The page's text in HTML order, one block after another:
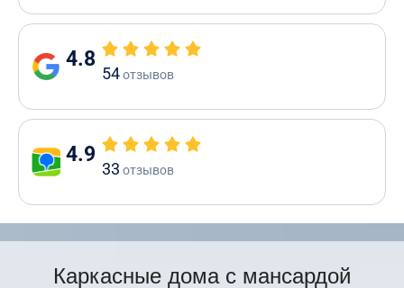
4.8
54отзывов
4.9
33 отзывов
Каркасные дома с мансардой